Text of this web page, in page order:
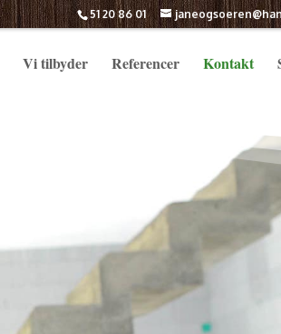
51 20 86 01
Vi tilbyder Referencer Kontakt